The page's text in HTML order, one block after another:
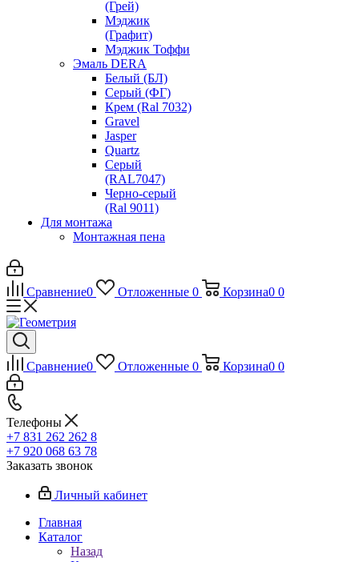
(Грей)
Мэджик
(Графит)
Мэджик Тоффи
Эмаль DERA
Белый (БЛ)
Серый (ФГ)
Крем (Ral 7032)
Gravel
Jasper
Quartz
Серый
(RAL7047)
Черно-серый
(Ral 9011)
Для монтажа
Монтажная пена
Сравнение0 Отложенные 0 Корзина0 0
Сравнение0 Отложенные 0 Корзина0 0
Телефоны
+7 831 262 262 8
+7 920 068 63 78
Заказать звонок
Личный кабинет
Главная
Каталог
Назад